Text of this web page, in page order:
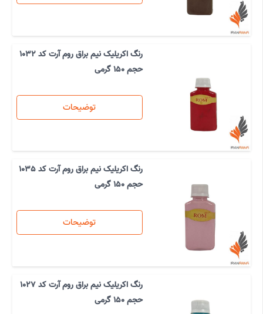
رنگ اکریلیک نیم براق روم آرت کد 1032
حجم 150 گرمی
توضیحات
رنگ اکریلیک نیم براق روم آرت کد 1035
حجم 150 گرمی
توضیحات
رنگ اکریلیک نیم براق روم آرت کد 1027
حجم 150 گرمی